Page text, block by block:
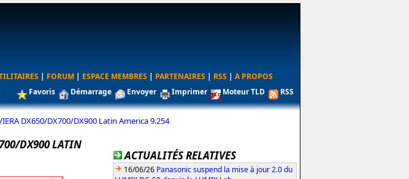
| FORUM | ESPACE MEMBRES | PARTENAIRES | RSS | A PROPOS
Favoris Démarrage Envoyer Imprimer Moteur TLD RSS
DX650/DX700/DX900 Latin America 9.254
DX900 LATIN
ACTUALITÉS RELATIVES
16/06/26 Panasonic suspend la mise à jour 2.0 du